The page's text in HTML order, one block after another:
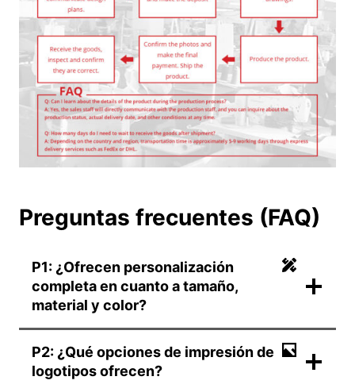
Preguntas frecuentes (FAQ)
P1: ¿Ofrecen personalización
completa en cuanto a tamaño,
material y color?
P2: ¿Qué opciones de impresión de
logotipos ofrecen?